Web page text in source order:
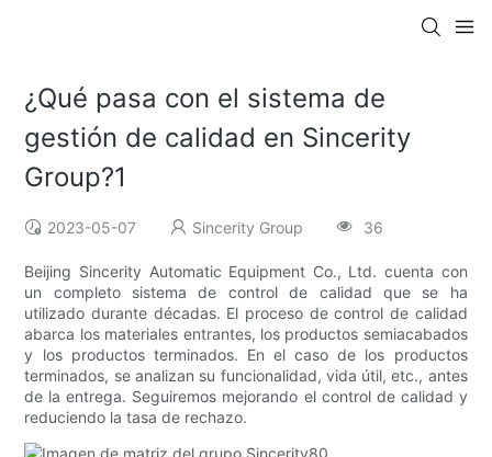
¿Qué pasa con el sistema de
gestión de calidad en Sincerity
Group?1
2023-05-07 Sincerity Group 36
Beijing Sincerity Automatic Equipment Co., Ltd. cuenta con
un completo sistema de control de calidad que se ha
utilizado durante décadas. El proceso de control de calidad
abarca los materiales entrantes, los productos semiacabados
y los productos terminados. En el caso de los productos
terminados, se analizan su funcionalidad, vida útil, etc., antes
de la entrega. Seguiremos mejorando el control de calidad y
reduciendo la tasa de rechazo.